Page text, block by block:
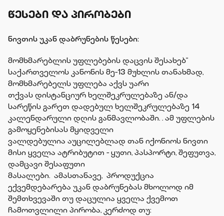
ᲬᲔᲡᲔᲑᲘ ᲓᲐ ᲞᲘᲠᲝᲑᲔᲑᲘ
ნივთის უკან დაბრუნების წესები:
მომხმარებლის უფლებების დაცვის შესახებ“
საქართველოს კანონის მე-13 მუხლის თანახმად,
მომხმარებელს უფლება აქვს უარი
თქვას დისტანციურ ხელშეკრულებაზე ან/და
სარეწის გარეთ დადებულ ხელშეკრულებაზე 14
კალენდარული დღის განმავლობაში. . ამ უფლების
გამოყენებისას მყიდველი
ვალდებულია აუცილებლად თან იქონიოს ნივთი
მისი ყველა ატრიბუტით - ყუთი, პასპორტი, შეფუთვა,
დამცავი შესაფუთი
მასალები. ამასთანავე, პროდუქცია
ექვემდებარება უკან დაბრუნებას მხოლოდ იმ
შემთხვევაში თუ დაცულია ყველა ქვემოთ
ჩამოთვლილი პირობა, კერძოდ თუ: